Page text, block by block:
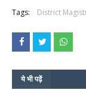
Tags: District
ये भी पढ़ें